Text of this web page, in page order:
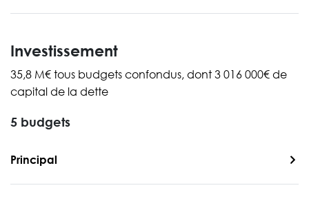
Investissement
35,8 M€ tous budgets confondus, dont 3 016 000€ de
capital de la dette
5 budgets
Principal